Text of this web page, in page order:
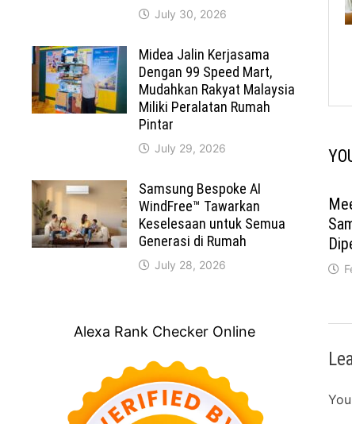
July 30, 2026
Midea Jalin Kerjasama
Dengan 99 Speed Mart,
Mudahkan Rakyat Malaysia
Miliki Peralatan Rumah
Pintar
July 29, 2026
Samsung Bespoke AI
WindFree™ Tawarkan
Keselesaan untuk Semua
Generasi di Rumah
July 28, 2026
Alexa Rank Checker Online